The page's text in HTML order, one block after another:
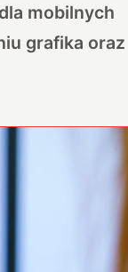
mobilnych
grafika oraz